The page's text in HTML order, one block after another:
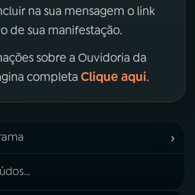
na sua mensagem o link
de sua manifestação.
sobre a Ouvidoria da
completa Clique aqui.
›